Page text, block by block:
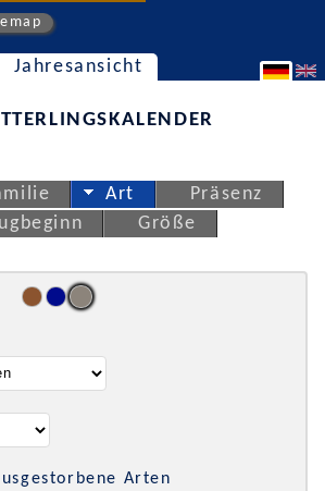
Jahresansicht
Art
Präsenz
Größe
Arten